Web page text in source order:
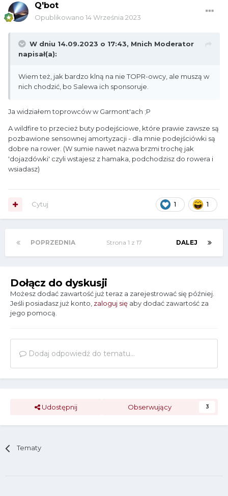
Q'bot
Opublikowano 14 Września 2023
W dniu 14.09.2023 o 17:43, Mnich Moderator
napisał(a):
Wiem też, jak bardzo klną na nie TOPR-owcy, ale muszą w
nich chodzić, bo Salewa ich sponsoruje.
Ja widziałem toprowców w Garmont'ach ;P
A wildfire to przecież buty podejściowe, które prawie zawsze są
pozbawione sensownej amortyzacji - dla mnie podejściówki są
dobre na rower. (W sumie nawet nazwa brzmi trochę jak
'dojazdówki' czyli wstajesz z hamaka, podchodzisz do rowera i
wsiadasz)
1 1
Cytuj
POPRZEDNIA DALEJ
Strona 1 z 17
Dołącz do dyskusji
Możesz dodać zawartość już teraz a zarejestrować się później.
Jeśli posiadasz już konto, zaloguj się aby dodać zawartość za
jego pomocą.
Dodaj odpowiedź do tematu...
Udostępnij Obserwujący 3
Tematy